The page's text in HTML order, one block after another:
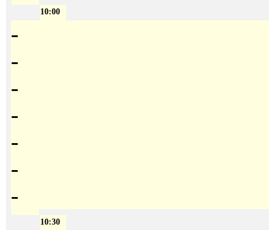
10:00
-
-
-
-
-
-
-
10:30